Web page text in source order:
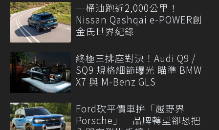
一桶油跑近2,000公里！
Nissan Qashqai e-POWER創
金氏世界紀錄
終極三排座對決！Audi Q9 /
SQ9 規格細節曝光 瞄準 BMW
X7 與 M-Benz GLS
Ford砍平價車拚「越野界
Porsche」 品牌轉型卻恐把